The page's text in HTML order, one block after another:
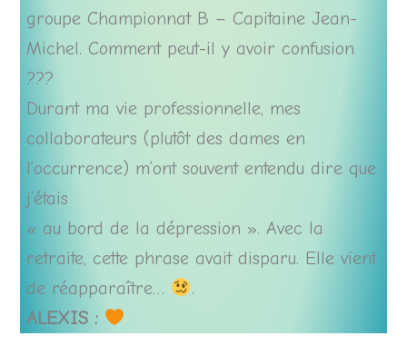
groupe Championnat B – Capitaine Jean-
Michel. Comment peut-il y avoir confusion
???
Durant ma vie professionnelle, mes
collaborateurs (plutôt des dames en
l’occurrence) m’ont souvent entendu dire que
j’étais
« au bord de la dépression ». Avec la
retraite, cette phrase avait disparu. Elle vient
de réapparaître…
.
ALEXIS :